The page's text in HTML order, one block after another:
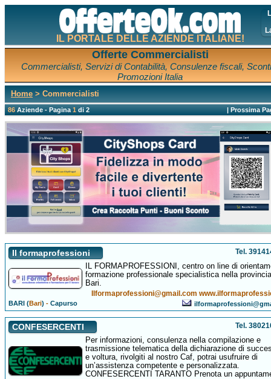
IL PORTALE DELLE AZIENDE ITALIANE!
Offerte Commercialisti
Commercialisti, Servizi di Contabilità, Consulenze fiscali,
Promozioni Italia
Home > Commercialisti
86Aziende - Pagina1di 2 |Prossima
Il formaprofessioni Tel.
IL FORMAPROFESSIONI, centro on line di
formazione professionale specialistica nella
Bari.
Ilformaprofessioni@gmail.com
BARI (Bari) -Capurso
CONFESERCENTI Tel.
Per informazioni, consulenza nella compilazione e
trasmissione telematica della dichiarazione di
e voltura, rivolgiti al nostro Caf, potrai usufruire di
un’assistenza competente e personalizzata.
CONFESERCENTI TARANTO Prenota un